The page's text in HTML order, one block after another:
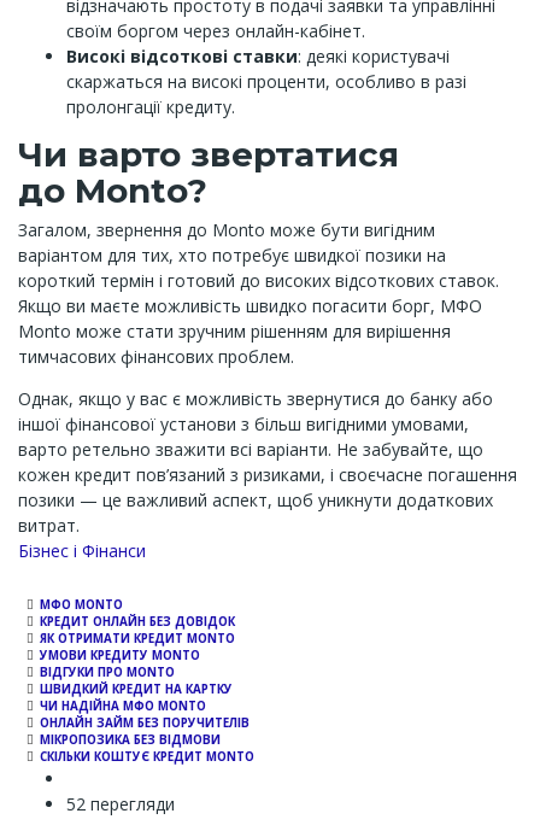
відзначають простоту в подачі заявки та управлінні
своїм боргом через онлайн-кабінет.
Високі відсоткові ставки: деякі користувачі
скаржаться на високі проценти, особливо в разі
пролонгації кредиту.
Чи варто звертатися
до Monto?
Загалом, звернення до Monto може бути вигідним
варіантом для тих, хто потребує швидкої позики на
короткий термін і готовий до високих відсоткових ставок.
Якщо ви маєте можливість швидко погасити борг, МФО
Monto може стати зручним рішенням для вирішення
тимчасових фінансових проблем.
Однак, якщо у вас є можливість звернутися до банку або
іншої фінансової установи з більш вигідними умовами,
варто ретельно зважити всі варіанти. Не забувайте, що
кожен кредит пов’язаний з ризиками, і своєчасне погашення
позики — це важливий аспект, щоб уникнути додаткових
витрат.
Channel
Бізнес і Фінанси
МФО MONTO
КРЕДИТ ОНЛАЙН БЕЗ ДОВІДОК
ЯК ОТРИМАТИ КРЕДИТ MONTO
УМОВИ КРЕДИТУ MONTO
ВІДГУКИ ПРО MONTO
ШВИДКИЙ КРЕДИТ НА КАРТКУ
ЧИ НАДІЙНА МФО MONTO
ОНЛАЙН ЗАЙМ БЕЗ ПОРУЧИТЕЛІВ
МІКРОПОЗИКА БЕЗ ВІДМОВИ
СКІЛЬКИ КОШТУЄ КРЕДИТ MONTO
52 перегляди